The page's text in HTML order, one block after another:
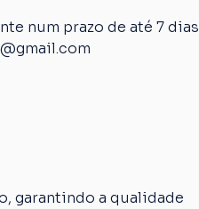
num prazo de até 7 dias
garantindo a qualidade